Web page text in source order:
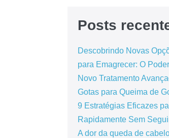
Posts
Descobrindo Novas
para Emagrecer: O
Novo Tratamento
Gotas para Queima de
9 Estratégias Eficazes
Rapidamente Sem
A dor da queda de